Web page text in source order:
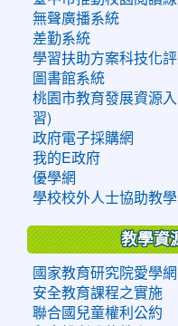
無聲廣播系統
差勤系統
學習扶助方案科技化
圖書館系統
桃園市教育發展資源
習)
政府電子採購網
我的E政府
優學網
學校校外人士協助教
教學資
國家教育研究院愛學網
安全教育課程之實施
聯合國兒童權利公約